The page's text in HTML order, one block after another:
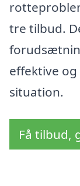
tre tilbud.
effektive
situation.
Få tilbud,